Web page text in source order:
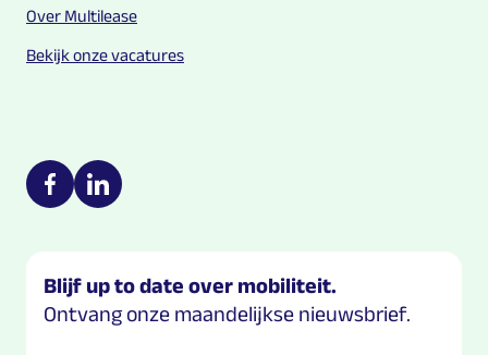
Over Multilease
Bekijk onze vacatures
Multilease on social media
https://nl-nl.facebook.com/Multilease/
https://www.linkedin.com/company/multilease
Blijf up to date over mobiliteit.
Ontvang onze maandelijkse nieuwsbrief.